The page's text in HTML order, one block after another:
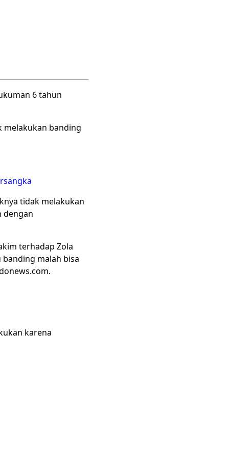
6 tahun
melakukan banding
tidak melakukan
dengan
terhadap Zola
malah bisa
karena